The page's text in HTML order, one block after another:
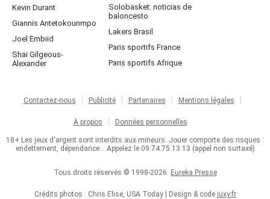
Kevin Durant
Giannis Antetokounmpo
Joel Embiid
Shai Gilgeous-
Alexander
Solobasket: noticias de
baloncesto
Lakers Brasil
Paris sportifs France
Paris sportifs Afrique
Contactez-nous Publicité Partenaires Mentions légales
À propos Données personnelles
18+ Les jeux d'argent sont interdits aux mineurs. Jouer comporte des risques :
endettement, dépendance... Appelez le 09.74.75.13.13 (appel non surtaxé)
Tous droits réservés © 1998-2026 Eureka Presse
Crédits photos : Chris Elise, USA Today | Design & code juxy.fr